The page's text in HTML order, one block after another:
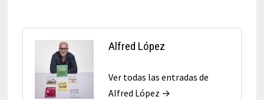
Alfred López
Ver todas las entradas de
Alfred López →